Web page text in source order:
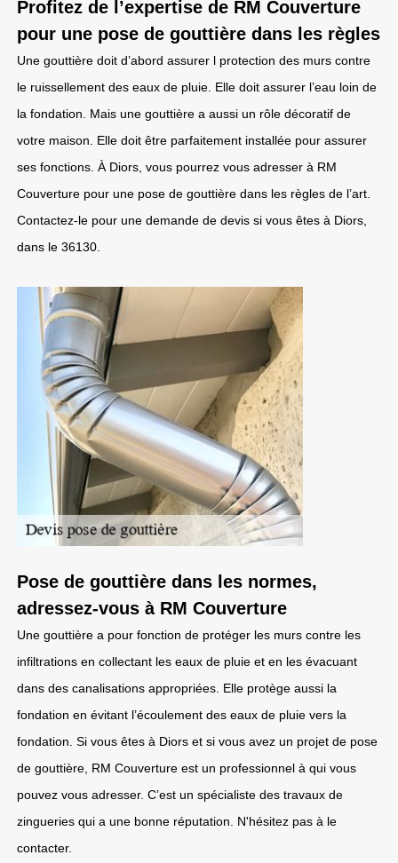
Profitez de l’expertise de RM Couverture
pour une pose de gouttière dans les règles
Une gouttière doit d’abord assurer l protection des murs contre
le ruissellement des eaux de pluie. Elle doit assurer l’eau loin de
la fondation. Mais une gouttière a aussi un rôle décoratif de
votre maison. Elle doit être parfaitement installée pour assurer
ses fonctions. À Diors, vous pourrez vous adresser à RM
Couverture pour une pose de gouttière dans les règles de l’art.
Contactez-le pour une demande de devis si vous êtes à Diors,
dans le 36130.
Pose de gouttière dans les normes,
adressez-vous à RM Couverture
Une gouttière a pour fonction de protéger les murs contre les
infiltrations en collectant les eaux de pluie et en les évacuant
dans des canalisations appropriées. Elle protège aussi la
fondation en évitant l’écoulement des eaux de pluie vers la
fondation. Si vous êtes à Diors et si vous avez un projet de pose
de gouttière, RM Couverture est un professionnel à qui vous
pouvez vous adresser. C’est un spécialiste des travaux de
zingueries qui a une bonne réputation. N'hésitez pas à le
contacter.